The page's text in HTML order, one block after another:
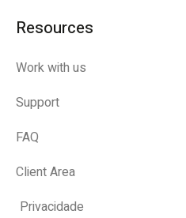
Resources
Work with us
Support
FAQ
Client Area
Privacidade